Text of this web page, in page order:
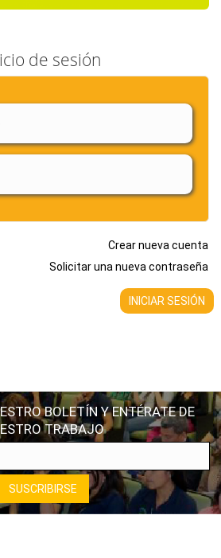
de sesión
Crear nueva cuenta
Solicitar una nueva contraseña
BOLETÍN Y ENTÉRATE DE
TRABAJO